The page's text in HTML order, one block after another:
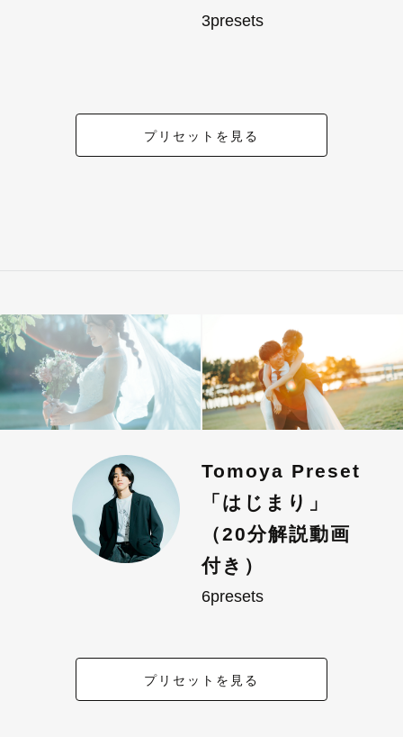
3presets
プリセットを見る
Tomoya Preset
「はじまり」
（20分解説動画
付き）
6presets
プリセットを見る